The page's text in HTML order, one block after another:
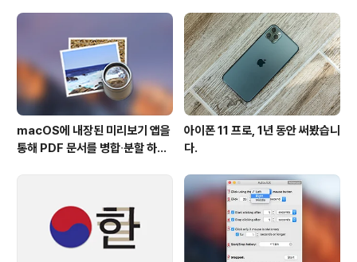
macOS에 내장된 미리보기 앱을
통해 PDF 문서를 병합∙분할 하는
아이폰 11 프로, 1년 동안 써봤습니
다.